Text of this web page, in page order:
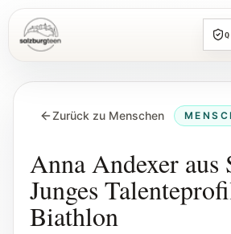
SalzburgTeen
Alle Themen-Rubriken mit
Suche
Von jeder Seite direkt zur nächsten
brauchbaren Spur.
Zurück zu Menschen
Anna Andexer aus
Junges
Biathlon